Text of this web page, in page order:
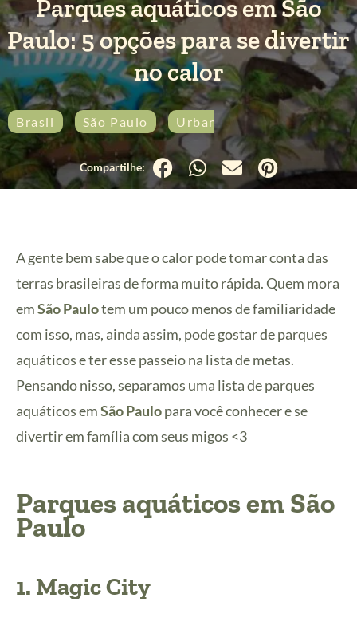
Parques aquáticos em São
Paulo: 5 opções para se divertir
no calor
Brasil São Paulo Urbana
A gente bem sabe que o calor pode tomar conta das
terras brasileiras de forma muito rápida. Quem mora
emSão Paulotem um pouco menos de familiaridade
com isso, mas, ainda assim, pode gostar de parques
aquáticos e ter esse passeio na lista de metas.
Pensando nisso, separamos uma lista de parques
aquáticos emSão Paulopara você conhecer e se
divertir em família com seus migos <3
Parques aquáticos em São
Paulo
1. Magic City